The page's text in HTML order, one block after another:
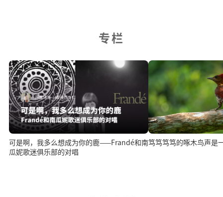
专栏
可是啊，我多么想成为你的鹿——Frandé和南
瓜妮歌迷俱乐部的对唱
笃笃笃笃的啄木鸟声是